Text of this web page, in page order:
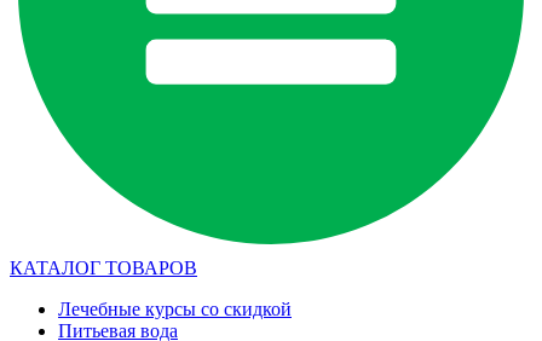
КАТАЛОГ ТОВАРОВ
Лечебные курсы со скидкой
Питьевая вода